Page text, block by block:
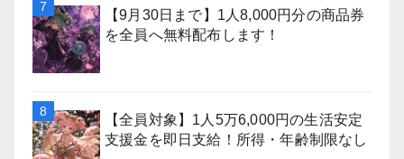
【9月30日まで】1人8,000円分の商品券
を全員へ無料配布します！
【全員対象】1人5万6,000円の生活安定
支援金を即日支給！所得・年齢制限なし